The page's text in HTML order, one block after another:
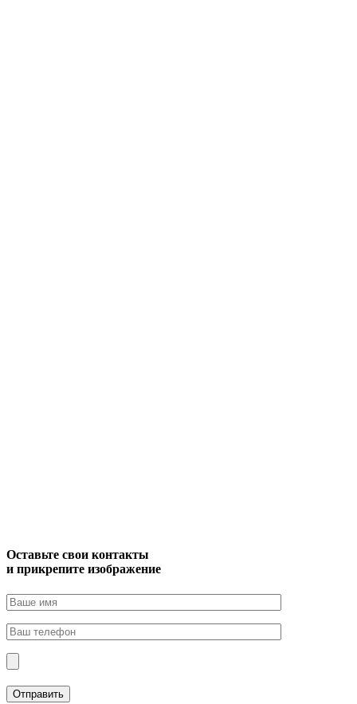
Оставьте свои контакты
и прикрепите изображение